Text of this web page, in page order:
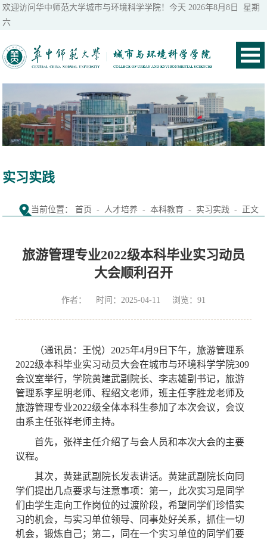
欢迎访问华中师范大学城市与环境科学学院！今天 2026年8月8日 星期
六
实习实践
当前位置： 首页 - 人才培养 - 本科教育- 实习实践- 正文
旅游管理专业2022级本科毕业实习动员
大会顺利召开
作者： 时间：2025-04-11 浏览： 91
（通讯员：王悦） 2025年4月9 日下午，旅游管理系
2022级本科毕业实习动员大会在城市与环境科学学院309
会议室举行，学院黄建武副院长、李志雄副书记，旅游
管理系李星明老师、程绍文老师，班主任李胜龙老师及
旅游管理专业2022级全体本科生参加了本次会议，会议
由系主任张祥老师主持。
首先，张祥主任介绍了与会人员和本次大会的主要
议程。
其次，黄建武副院长发表讲话。黄建武副院长向同
学们提出几点要求与注意事项：第一，此次实习是同学
们由学生走向工作岗位的过渡阶段，希望同学们珍惜实
习的机会，与实习单位领导、同事处好关系，抓住一切
机会，锻炼自己；第二，同在一个实习单位的同学们要